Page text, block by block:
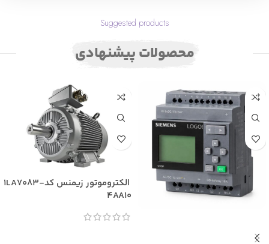
Suggested products
محصولات پیشنهادی
الکتروموتور زیمنس کد1LA7083-
4AA10